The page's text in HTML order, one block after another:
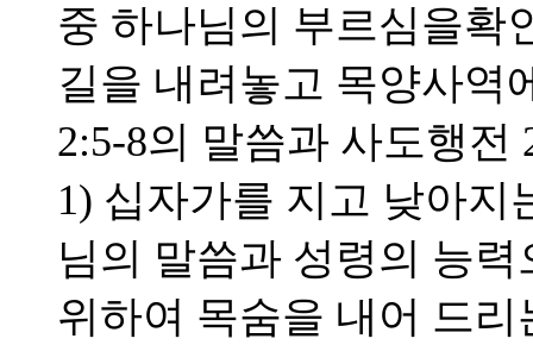
중 하나님의 부르심을확
길을 내려놓고 목양사역
2:5-8의 말씀과 사도행전
1) 십자가를 지고 낮아지
님의 말씀과 성령의 능
위하여 목숨을 내어 드